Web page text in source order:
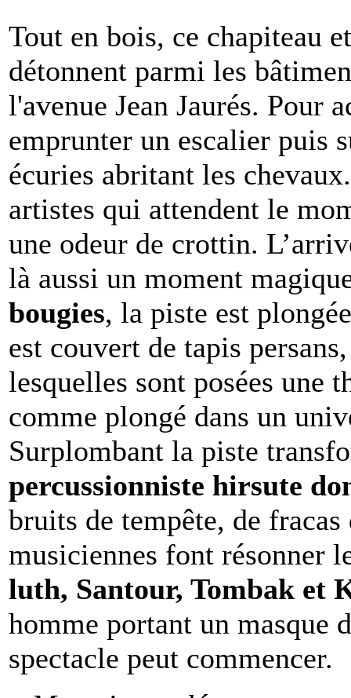
Tout en bois, ce chapiteau
détonnent parmi les
l'avenue Jean Jaurés. Pour
emprunter un escalier puis
écuries abritant les
artistes qui attendent le
une odeur de crottin.
là aussi un moment
bougies, la piste est
est couvert de tapis
lesquelles sont posées une
comme plongé dans un
Surplombant la piste
percussionniste hirsute
bruits de tempête, de
musiciennes font résonner
luth, Santour, Tombak et
homme portant un masque
spectacle peut commencer.